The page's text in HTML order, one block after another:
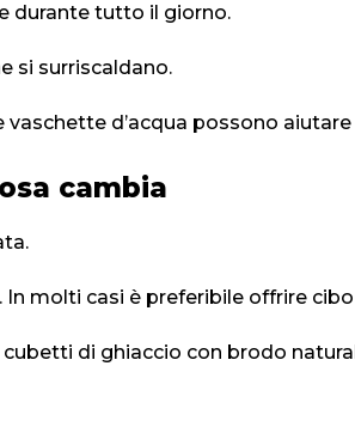
durante tutto il giorno.
si surriscaldano.
d’acqua possono
cambia
molti casi è preferibile offrire
di ghiaccio con brodo